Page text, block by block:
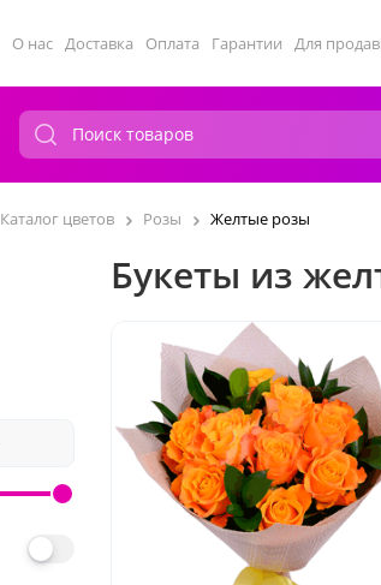
О нас Доставка Оплата Гарантии Для
Каталог цветов Розы Желтые розы
Букеты из